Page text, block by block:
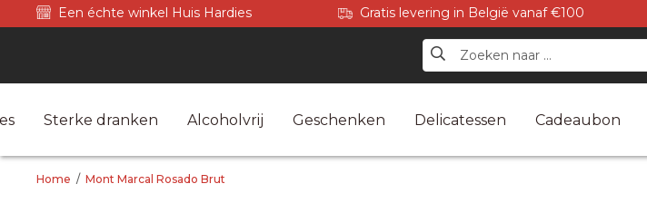
Een échte winkel Huis Hardies Gratis levering in België vanaf €100
Sterke dranken Alcoholvrij Geschenken Delicatessen Cadeaubon
Home / Mont Marcal Rosado Brut